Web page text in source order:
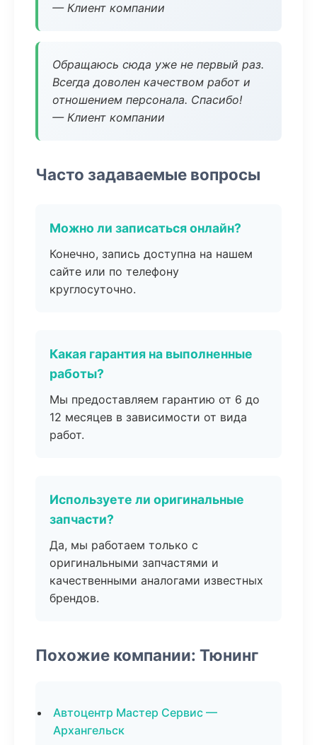
— Клиент компании
Обращаюсь сюда уже не первый раз.
Всегда доволен качеством работ и
отношением персонала. Спасибо!
— Клиент компании
Часто задаваемые вопросы
Можно ли записаться онлайн?
Конечно, запись доступна на нашем
сайте или по телефону
круглосуточно.
Какая гарантия на выполненные
работы?
Мы предоставляем гарантию от 6 до
12 месяцев в зависимости от вида
работ.
Используете ли оригинальные
запчасти?
Да, мы работаем только с
оригинальными запчастями и
качественными аналогами известных
брендов.
Похожие компании: Тюнинг
Автоцентр Мастер Сервис —
Архангельск